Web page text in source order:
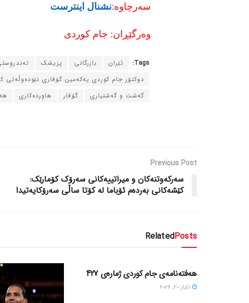
سه‌رچاوه‌:نشنال اینترست
وه‌رگێڕان: جام کوردی
Tags: ئێران بازرگانی پزیشک
دوکتۆر جام کوردی یه‌که‌مین گۆڤاری نێوده‌وڵه‌تی
گه‌شت و گه‌شتیاری
گۆڤار هاورده‌کاری
Previous Post
سه‌رکه‌وتنه‌کان و میراتییه‌کانی سه‌رۆک کۆمارێک:
کێشه‌کانی به‌رده‌م ئۆباما له‌ کۆتا ساڵی سه‌رۆکایه‌تیدا
RelatedPosts
هەفتەنامەی جام کوردی ژمارەی 427
ئایار 20, 2026